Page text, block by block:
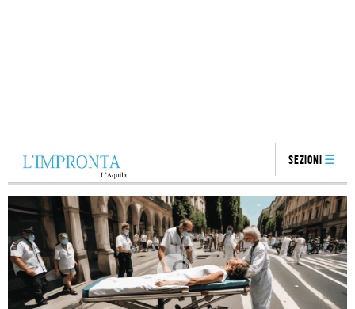
Sezioni